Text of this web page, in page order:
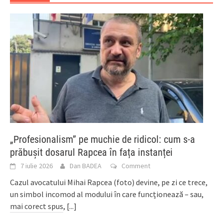
„Profesionalism” pe muchie de ridicol: cum s-a
prăbușit dosarul Rapcea în fața instanței
7 iulie 2026 Dan BADEA Comment
Cazul avocatului Mihai Rapcea (foto) devine, pe zi ce trece,
un simbol incomod al modului în care funcționează – sau,
mai corect spus, [...]